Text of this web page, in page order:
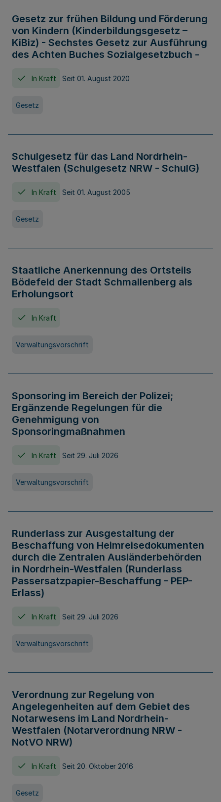
Gesetz zur frühen Bildung und Förderung
von Kindern (Kinderbildungsgesetz –
KiBiz) - Sechstes Gesetz zur Ausführung
des Achten Buches Sozialgesetzbuch -
In Kraft Seit 01. August 2020
Gesetz
Schulgesetz für das Land Nordrhein-
Westfalen (Schulgesetz NRW - SchulG)
In Kraft Seit 01. August 2005
Gesetz
Staatliche Anerkennung des Ortsteils
Bödefeld der Stadt Schmallenberg als
Erholungsort
In Kraft
Verwaltungsvorschrift
Sponsoring im Bereich der Polizei;
Ergänzende Regelungen für die
Genehmigung von
Sponsoringmaßnahmen
In Kraft Seit 29. Juli 2026
Verwaltungsvorschrift
Runderlass zur Ausgestaltung der
Beschaffung von Heimreisedokumenten
durch die Zentralen Ausländerbehörden
in Nordrhein-Westfalen (Runderlass
Passersatzpapier-Beschaffung - PEP-
Erlass)
In Kraft Seit 29. Juli 2026
Verwaltungsvorschrift
Verordnung zur Regelung von
Angelegenheiten auf dem Gebiet des
Notarwesens im Land Nordrhein-
Westfalen (Notarverordnung NRW -
NotVO NRW)
In Kraft Seit 20. Oktober 2016
Gesetz